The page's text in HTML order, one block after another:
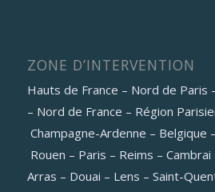
ZONE D’INTERVENTION
Hauts de France – Nord de Paris
– Nord de France – Région
Champagne-Ardenne – Belgique
Rouen – Paris – Reims – Cambrai
Arras – Douai – Lens – Saint-